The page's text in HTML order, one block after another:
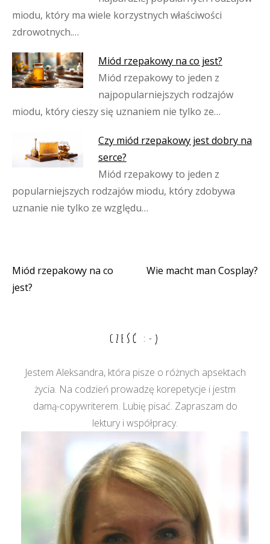
miodu, który ma wiele korzystnych właściwości
zdrowotnych.…
Miód rzepakowy na co jest?
Miód rzepakowy to jeden z
najpopularniejszych rodzajów
miodu, który cieszy się uznaniem nie tylko ze…
Czy miód rzepakowy jest dobry na
serce?
Miód rzepakowy to jeden z
popularniejszych rodzajów miodu, który zdobywa
uznanie nie tylko ze względu…
Nawigacja
Miód rzepakowy na co
jest?
Wie macht man Cosplay?
CZEŚĆ :-)
Jestem Aleksandra, która pisze o różnych apsektach
życia. Na codzień prowadzę korepetycje i jestm
damą-copywriterem. Lubię pisać. Zapraszam do
lektury i współpracy.